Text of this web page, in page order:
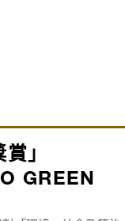
賞」
GREEN